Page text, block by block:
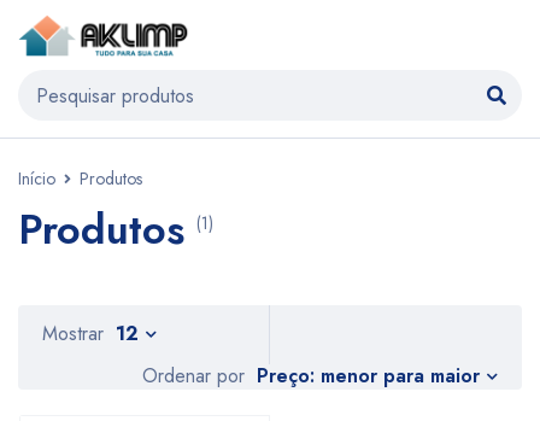
Início Produtos
Produtos (1)
Ordenar por Preço: menor para maior
Mostrar 12